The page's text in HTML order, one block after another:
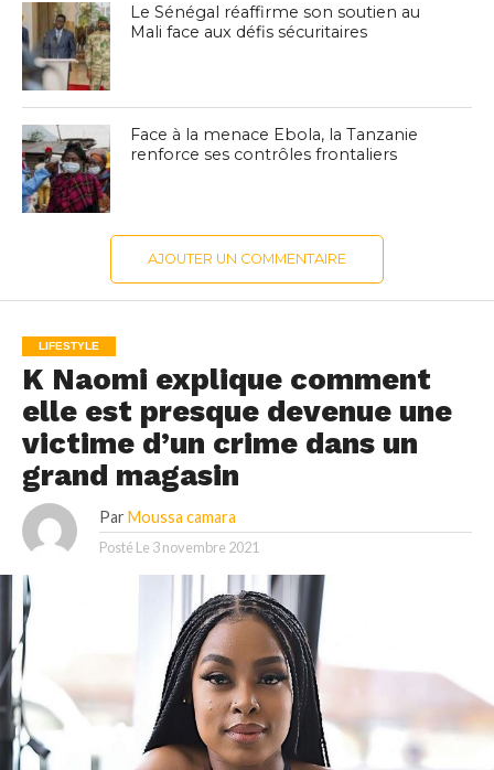
Le Sénégal réaffirme son soutien au
Mali face aux défis sécuritaires
Face à la menace Ebola, la Tanzanie
renforce ses contrôles frontaliers
AJOUTER UN COMMENTAIRE
LIFESTYLE
K Naomi explique comment
elle est presque devenue une
victime d’un crime dans un
grand magasin
Par Moussa camara
Posté Le 3 novembre 2021